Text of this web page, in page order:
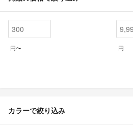
円〜 円
カラーで絞り込み